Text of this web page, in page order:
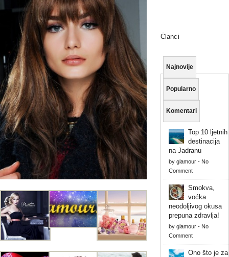
Članci
Najnovije
Popularno
Komentari
Top 10 ljetnih
destinacija
na Jadranu
by glamour- No
Comment
Smokva,
voćka
neodoljivog okusa
prepuna zdravlja!
by glamour- No
Comment
Ono što je za